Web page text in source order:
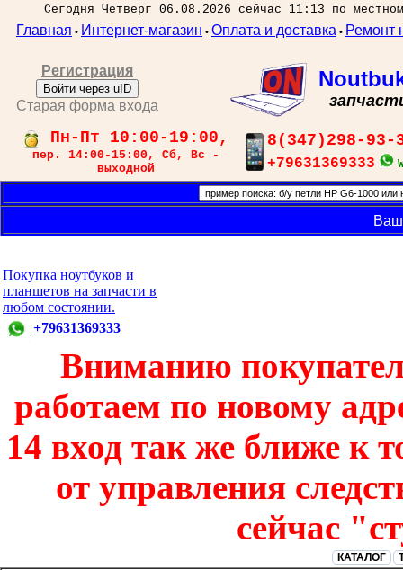
Сегодня Четверг 06.08.2026 сейчас 11:13 по
Главная • Интернет-магазин • Оплата и доставка • Ремонт
Регистрация
Войти через uID
Старая форма входа
Пн-Пт 10:00-19:00,
пер. 14:00-15:00, Сб, Вс -
выходной
8(347)298-93-
+79631369333
Покупка ноутбуков и
планшетов на запчасти в
любом состоянии.
+79631369333
Вниманию
работаем по новому
14 вход так же ближе к
от управления
сейчас
КАТАЛОГ